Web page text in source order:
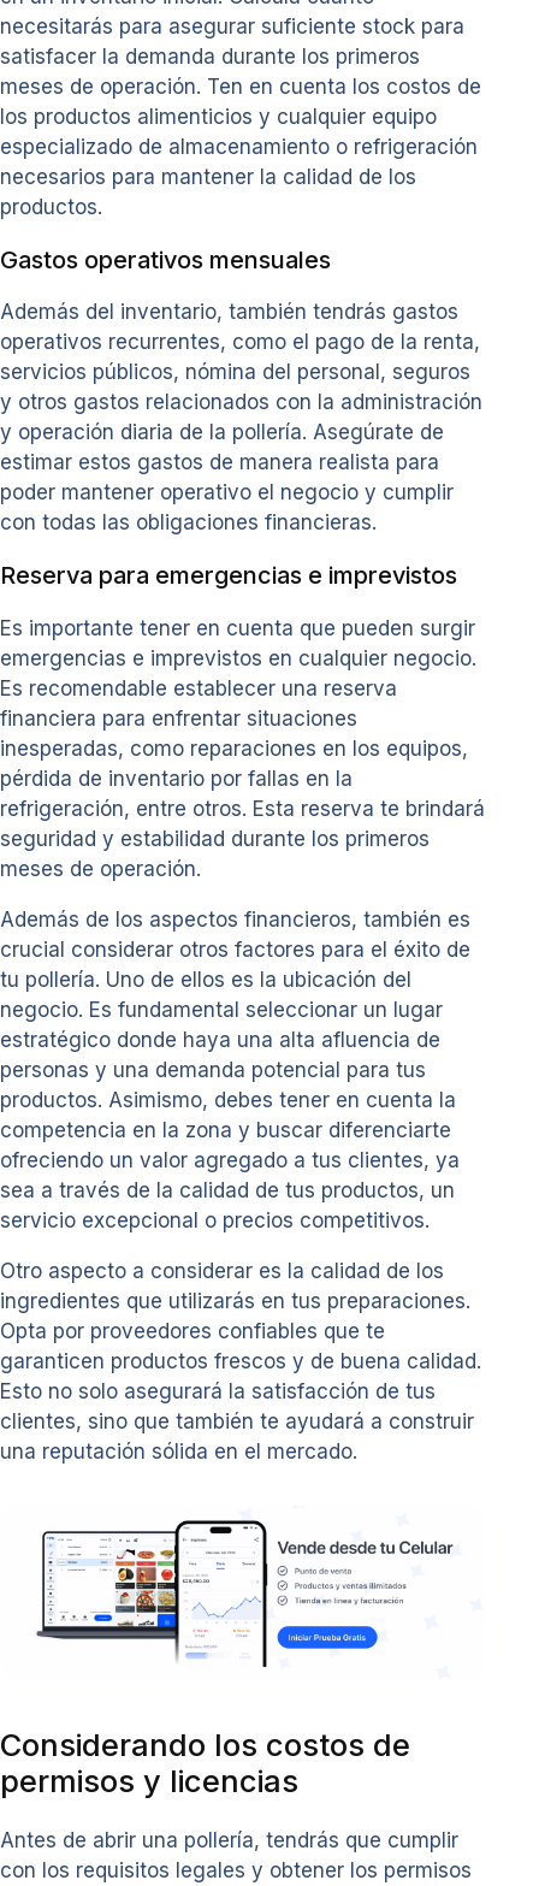
necesitarás para asegurar suficiente stock para
satisfacer la demanda durante los primeros
meses de operación. Ten en cuenta los costos de
los productos alimenticios y cualquier equipo
especializado de almacenamiento o refrigeración
necesarios para mantener la calidad de los
productos.
Gastos operativos mensuales
Además del inventario, también tendrás gastos
operativos recurrentes, como el pago de la renta,
servicios públicos, nómina del personal, seguros
y otros gastos relacionados con la administración
y operación diaria de la pollería. Asegúrate de
estimar estos gastos de manera realista para
poder mantener operativo el negocio y cumplir
con todas las obligaciones financieras.
Reserva para emergencias e imprevistos
Es importante tener en cuenta que pueden surgir
emergencias e imprevistos en cualquier negocio.
Es recomendable establecer una reserva
financiera para enfrentar situaciones
inesperadas, como reparaciones en los equipos,
pérdida de inventario por fallas en la
refrigeración, entre otros. Esta reserva te brindará
seguridad y estabilidad durante los primeros
meses de operación.
Además de los aspectos financieros, también es
crucial considerar otros factores para el éxito de
tu pollería. Uno de ellos es la ubicación del
negocio. Es fundamental seleccionar un lugar
estratégico donde haya una alta afluencia de
personas y una demanda potencial para tus
productos. Asimismo, debes tener en cuenta la
competencia en la zona y buscar diferenciarte
ofreciendo un valor agregado a tus clientes, ya
sea a través de la calidad de tus productos, un
servicio excepcional o precios competitivos.
Otro aspecto a considerar es la calidad de los
ingredientes que utilizarás en tus preparaciones.
Opta por proveedores confiables que te
garanticen productos frescos y de buena calidad.
Esto no solo asegurará la satisfacción de tus
clientes, sino que también te ayudará a construir
una reputación sólida en el mercado.
Considerando los costos de
permisos y licencias
Antes de abrir una pollería, tendrás que cumplir
con los requisitos legales y obtener los permisos